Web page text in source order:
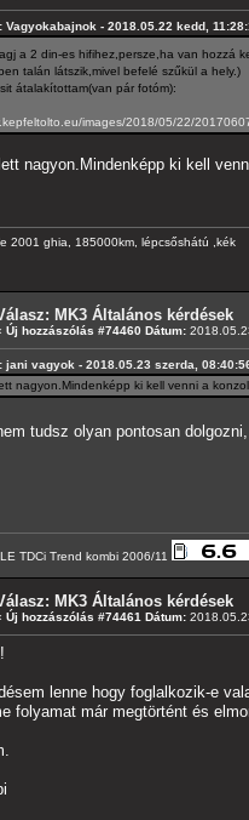
Vagyokabajnok - 2018.05.22 kedd,
a 2 din-es hifihez,persze,ha van hozzá
talán látszik,mivel befelé szűkül a hely.)
átalakítottam(van pár fotóm):
images/2018/05/22/
nagyon.Mindenképp ki kell
2001 ghia, 185000km, lépcsőshátú ,kék
MK3 Általános kérdések
Új hozzászólás #74460 Dátum:
jani vagyok - 2018.05.23 szerda,
nagyon.Mindenképp ki kell venni a
tudsz olyan pontosan
TDCi Trend kombi 2006/11
MK3 Általános kérdések
Új hozzászólás #74461 Dátum:
lenne hogy foglalkozik-e
folyamat már megtörtént és